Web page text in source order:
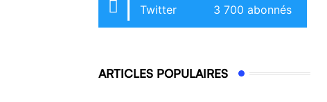
Twitter 3 700 abonnés
ARTICLES POPULAIRES